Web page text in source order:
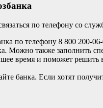
по телефону со
по телефону 8 800 200-
Можно также заполнить
время и поможет
банка. Если хотят